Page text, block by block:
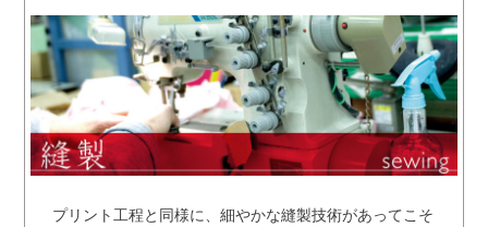
プリント工程と同様に、細やかな縫製技術があってこそ